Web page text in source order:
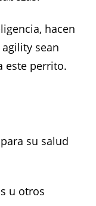
hacen
sean
este perrito.
su salud
u otros